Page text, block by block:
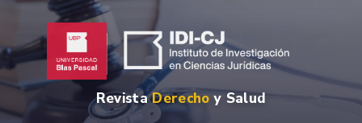
RevistaDerecho y Salud